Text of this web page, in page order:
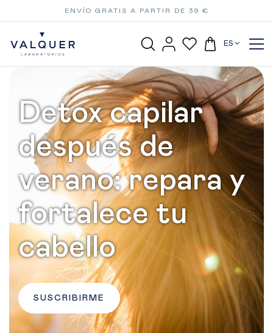
ENVÍO GRATIS A PARTIR DE 39 €
ES
Detox capilar
después de
verano: repara y
fortalece tu
cabello
SUSCRIBIRME